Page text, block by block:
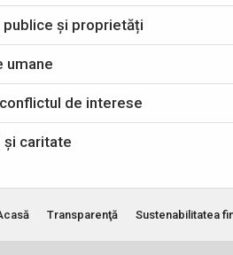
și proprietăți
umane
de interese
și caritate
Transparenţă Sustenabilitatea